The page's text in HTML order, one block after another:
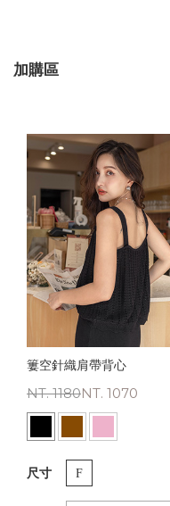
加購區
簍空針織肩帶背心
NT. 1180NT. 1070
尺寸 F